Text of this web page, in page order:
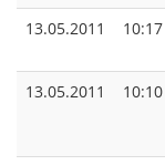
13.05.2011
10:17
13.05.2011
10:10